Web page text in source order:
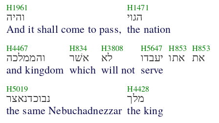
H1961
והיה
And it shall come to pass,
H1471
הגוי
the nation
H4467
והממלכה
and kingdom
H834
אשׁר
which
H3808
לא
will not
H5647
יעבדו
serve
H853
אתו
H853
את
H5019
נבוכדנאצר
the same Nebuchadnezzar
H4428
מלך
the king